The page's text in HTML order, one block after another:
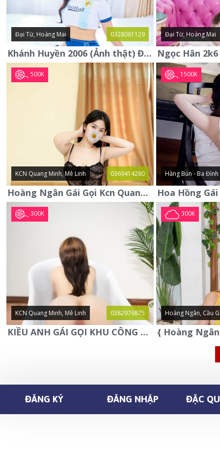
Đại Từ, Hoàng Mai 0328061129
Khánh Huyền 2006 (Ảnh thật) Đại từ - Hoàng Mai
Đại Từ, Hoàng Mai
500K
KCN Quang Minh, Mê Linh 0369414280
Hoàng Ngân Gái Gọi Kcn Quang Minh - Mê Linh . Hàng Vip Lần Đầu
1500K
Hàng Bún - Ba Đình
300K
KCN Quang Minh, Mê Linh 0382976875
KIỀU ANH GÁI GỌI KHU CÔNG NGHIỆP QUANG MINH - MÊ LINH
300K
Hoàng Ngân, Cầu
ĐĂNG KÝ ĐĂNG NHẬP ĐẶC